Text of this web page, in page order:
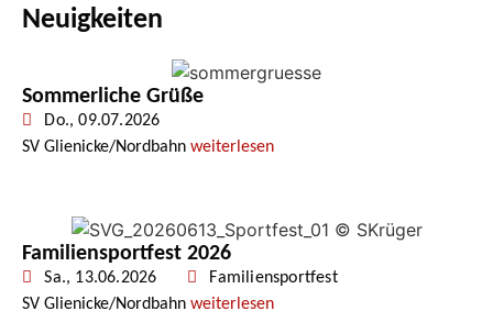
Neuigkeiten
Sommerliche Grüße
Do., 09.07.2026
SV Glienicke/Nordbahn weiterlesen
Familiensportfest 2026
Sa., 13.06.2026
Familiensportfest
SV Glienicke/Nordbahn weiterlesen